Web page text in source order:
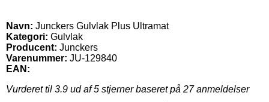
Navn: Junckers Gulvlak Plus Ultramat
Kategori: Gulvlak
Producent: Junckers
Varenummer: JU-129840
EAN:
Vurderet til 3.9 ud af 5 stjerner baseret på 27anmeldelser